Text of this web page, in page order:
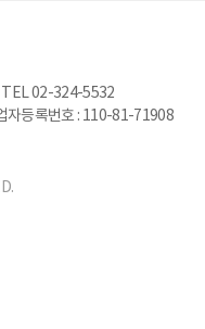
TEL 02-324-5532
자등록번호 : 110-81-71908